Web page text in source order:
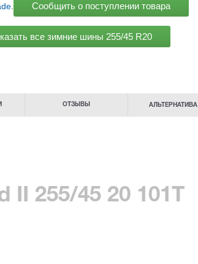
. Сообщить о поступлении товара
все зимние шины 255/45 R20
ОТЗЫВЫ АЛЬТЕРНАТИВА
II 255/45 20 101T